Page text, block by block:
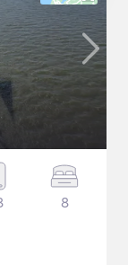
8